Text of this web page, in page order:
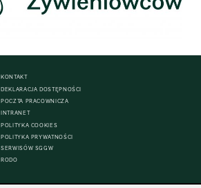
KONTAKT
DEKLARACJA DOSTĘPNOŚCI
POCZTA PRACOWNICZA
INTRANET
POLITYKA COOKIES
POLITYKA PRYWATNOŚCI
SERWISÓW SGGW
RODO